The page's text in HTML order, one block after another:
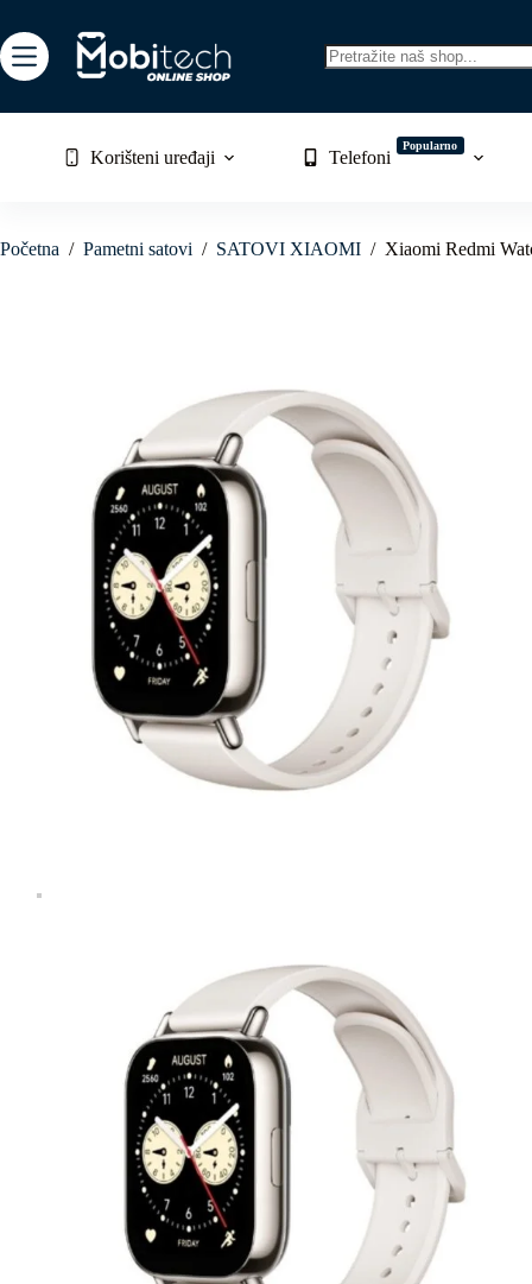
to
content
Korišteni uređaji Telefoni
Popularno
Početna / Pametni satovi / SATOVI XIAOMI / Xiaomi Redmi